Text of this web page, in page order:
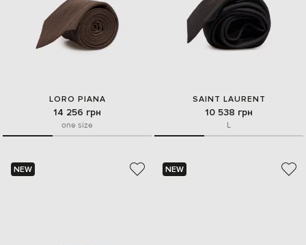
LORO PIANA
14 256 грн
one size
SAINT LAURENT
10 538 грн
L
NEW NEW